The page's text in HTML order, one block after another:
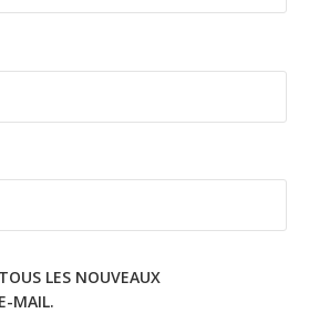
LES NOUVEAUX
MAIL.